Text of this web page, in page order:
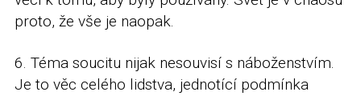
proto, že vše je naopak.
6. Téma soucitu nijak nesouvisí s náboženstvím.
Je to věc celého lidstva, jednotící podmínka